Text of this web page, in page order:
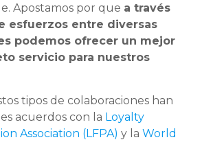
Apostamos por que a través
esfuerzos entre diversas
podemos ofrecer un mejor
servicio para nuestros
tipos de colaboraciones han
acuerdos con la Loyalty
Association (LFPA) y la World